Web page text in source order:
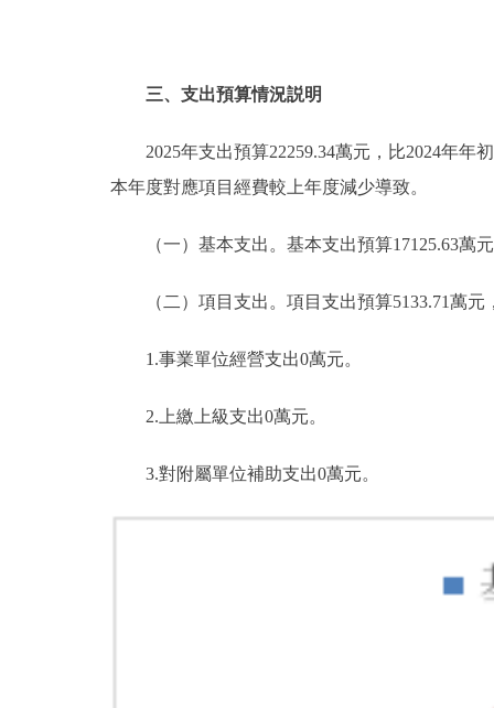
三、支出預算情況説明
2025年支出預算22259.34萬元，比2024年年初
本年度對應項目經費較上年度減少導致。
（一）基本支出。基本支出預算17125.63萬元
（二）項目支出。項目支出預算5133.71萬元，
1.事業單位經營支出0萬元。
2.上繳上級支出0萬元。
3.對附屬單位補助支出0萬元。